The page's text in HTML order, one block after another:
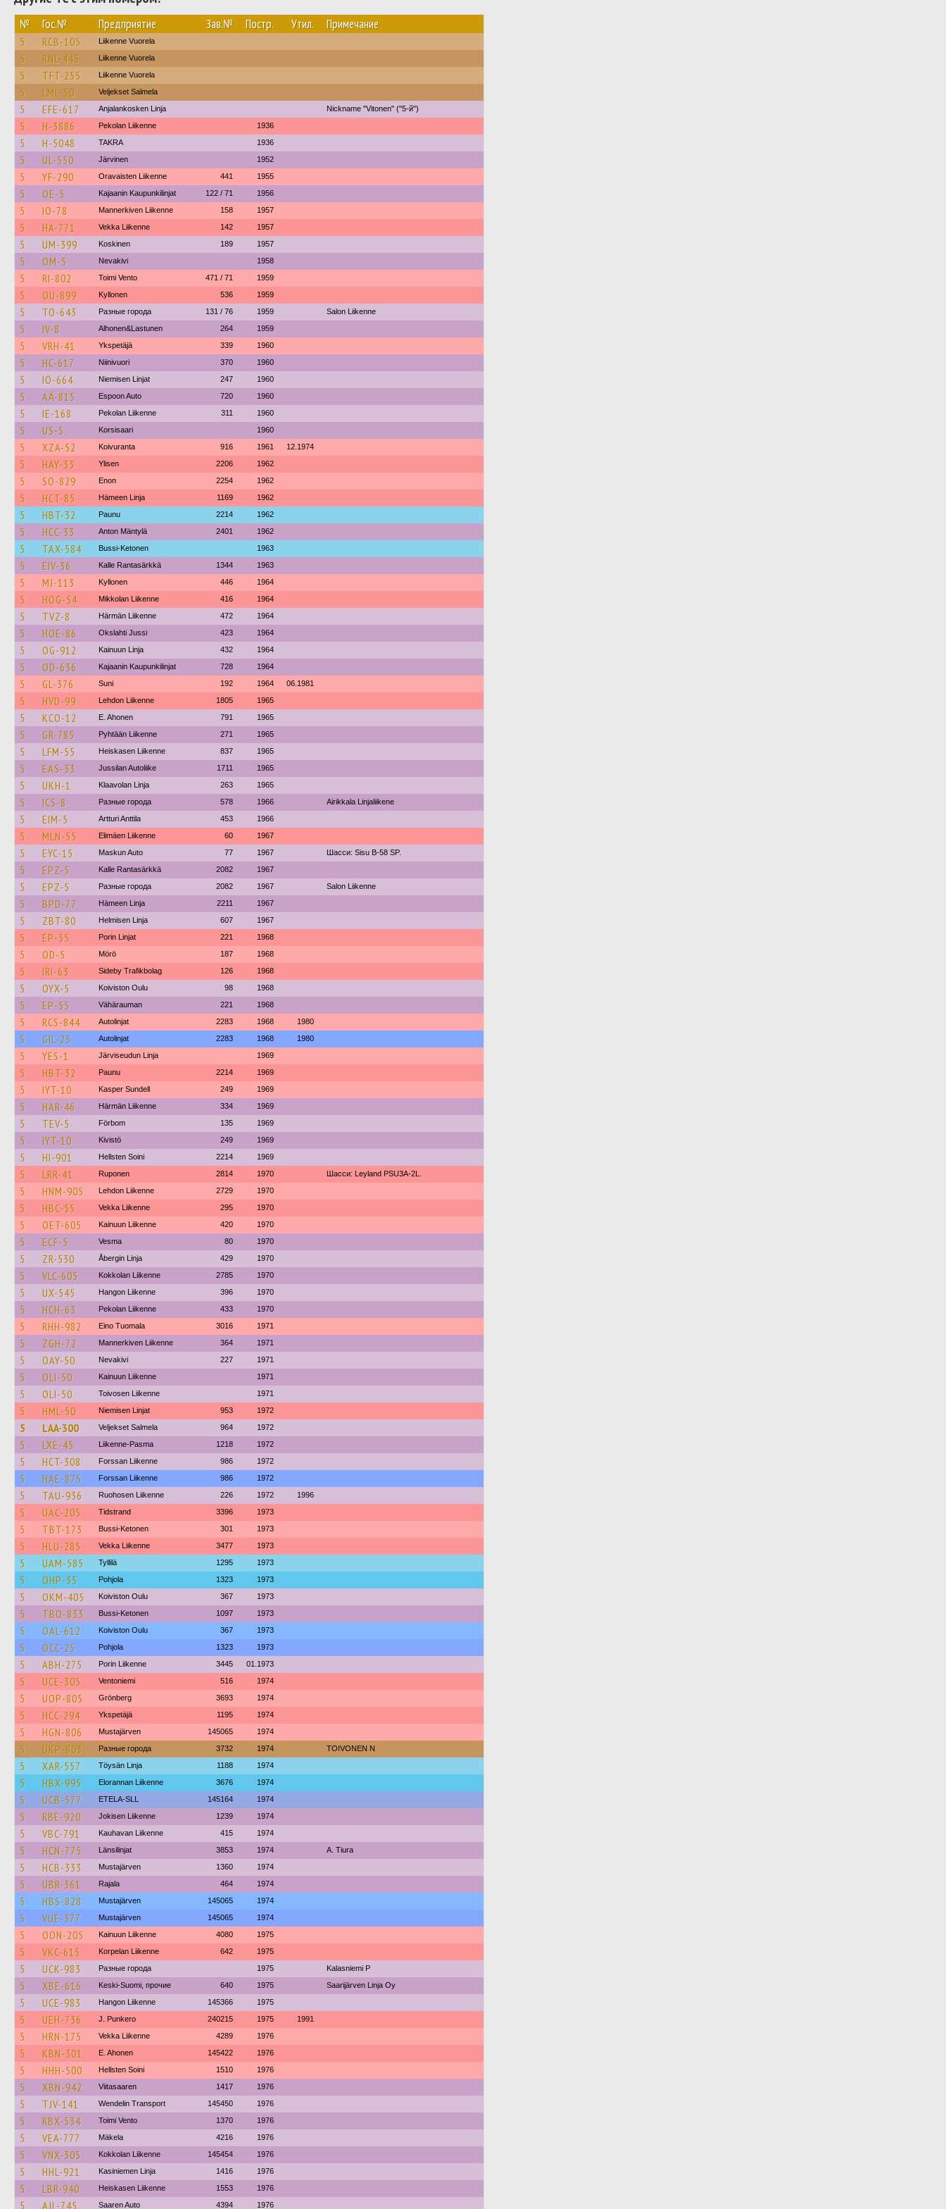
№ Гос.№ Предприятие Зав.№ Постр. Утил. Примечание
5 RCB-105 Liikenne Vuorela
5 RNL-445 Liikenne Vuorela
5 TFT-255 Liikenne Vuorela
5 LML-50 Veljekset Salmela
5 EFE-617 Anjalankosken Linja Nickname "Vitonen" ("5-й")
5 H-3886 Pekolan Liikenne 1936
5 H-5048 TAKRA 1936
5 UL-550 Järvinen 1952
5 YF-290 Oravaisten Liikenne 441 1955
5 OE-5 Kajaanin Kaupunkilinjat 122 / 71 1956
5 IO-78 Mannerkiven Liikenne 158 1957
5 HA-771 Vekka Liikenne 142 1957
5 UM-399 Koskinen 189 1957
5 OM-5 Nevakivi 1958
5 RI-802 Toimi Vento 471 / 71 1959
5 OU-899 Kyllonen 536 1959
5 TO-643 Разные города 131 / 76 1959 Salon Liikenne
5 IV-8 Alhonen&Lastunen 264 1959
5 VRH-41 Ykspetäjä 339 1960
5 HC-617 Niinivuori 370 1960
5 IÖ-664 Niemisen Linjat 247 1960
5 AÄ-815 Espoon Auto 720 1960
5 IE-168 Pekolan Liikenne 311 1960
5 US-5 Korsisaari 1960
5 XZA-52 Koivuranta 916 1961 12.1974
5 HAY-33 Ylisen 2206 1962
5 SO-829 Enon 2254 1962
5 HCT-85 Hämeen Linja 1169 1962
5 HBT-32 Paunu 2214 1962
5 HCC-33 Anton Mäntylä 2401 1962
5 TAX-584 Bussi-Ketonen 1963
5 EIV-36 Kalle Rantasärkkä 1344 1963
5 MJ-113 Kyllonen 446 1964
5 HOG-54 Mikkolan Liikenne 416 1964
5 TVZ-8 Härmän Liikenne 472 1964
5 HOE-86 Okslahti Jussi 423 1964
5 OG-912 Kainuun Linja 432 1964
5 OD-636 Kajaanin Kaupunkilinjat 728 1964
5 GL-376 Suni 192 1964 06.1981
5 HVD-99 Lehdon Liikenne 1805 1965
5 KCO-12 E. Ahonen 791 1965
5 GR-785 Pyhtään Liikenne 271 1965
5 LFM-55 Heiskasen Liikenne 837 1965
5 EAS-33 Jussilan Autoliike 1711 1965
5 UKH-1 Klaavolan Linja 263 1965
5 ICS-8 Разные города 578 1966 Airikkala Linjaliikene
5 EIM-5 Artturi Anttila 453 1966
5 MLN-55 Elimäen Liikenne 60 1967
5 EYC-15 Maskun Auto 77 1967 Шасси: Sisu B-58 SP.
5 EPZ-5 Kalle Rantasärkkä 2082 1967
5 EPZ-5 Разные города 2082 1967 Salon Liikenne
5 BPD-77 Hämeen Linja 2211 1967
5 ZBT-80 Helmisen Linja 607 1967
5 EP-55 Porin Linjat 221 1968
5 OD-5 Mörö 187 1968
5 IRI-63 Sideby Trafikbolag 126 1968
5 OYX-5 Koiviston Oulu 98 1968
5 EP-55 Vähärauman 221 1968
5 RCS-844 Autolinjat 2283 1968 1980
5 GIL-25 Autolinjat 2283 1968 1980
5 YES-1 Järviseudun Linja 1969
5 HBT-32 Paunu 2214 1969
5 IYT-10 Kasper Sundell 249 1969
5 HAR-46 Härmän Liikenne 334 1969
5 TEV-5 Förbom 135 1969
5 IYT-10 Kivistö 249 1969
5 HI-901 Hellsten Soini 2214 1969
5 LRR-41 Ruponen 2814 1970 Шасси: Leyland PSU3A-2L.
5 HNM-905 Lehdon Liikenne 2729 1970
5 HBC-55 Vekka Liikenne 295 1970
5 OET-605 Kainuun Liikenne 420 1970
5 ECF-5 Vesma 80 1970
5 ZR-530 Åbergin Linja 429 1970
5 VLC-605 Kokkolan Liikenne 2785 1970
5 UX-545 Hangon Liikenne 396 1970
5 HCH-63 Pekolan Liikenne 433 1970
5 RHH-982 Eino Tuomala 3016 1971
5 ZGH-72 Mannerkiven Liikenne 364 1971
5 OAY-50 Nevakivi 227 1971
5 OLI-50 Kainuun Liikenne 1971
5 OLI-50 Toivosen Liikenne 1971
5 HML-50 Niemisen Linjat 953 1972
5 LAA-300 Veljekset Salmela 964 1972
5 LXE-45 Liikenne-Pasma 1218 1972
5 HCT-308 Forssan Liikenne 986 1972
5 HAE-875 Forssan Liikenne 986 1972
5 TAU-936 Ruohosen Liikenne 226 1972 1996
5 UAC-205 Tidstrand 3396 1973
5 TBT-173 Bussi-Ketonen 301 1973
5 HLU-285 Vekka Liikenne 3477 1973
5 UAM-585 Tyllilä 1295 1973
5 OHP-35 Pohjola 1323 1973
5 OKM-405 Koiviston Oulu 367 1973
5 TBO-833 Bussi-Ketonen 1097 1973
5 OAL-612 Koiviston Oulu 367 1973
5 OCC-25 Pohjola 1323 1973
5 ABH-275 Porin Liikenne 3445 01.1973
5 UCE-305 Ventoniemi 516 1974
5 UOP-805 Grönberg 3693 1974
5 HCC-294 Ykspetäjä 1195 1974
5 HGN-806 Mustajärven 145065 1974
5 UKP-803 Разные города 3732 1974 TOIVONEN N
5 XAR-557 Töysän Linja 1188 1974
5 HBX-995 Elorannan Liikenne 3676 1974
5 UCB-577 ETELA-SLL 145164 1974
5 RBE-920 Jokisen Liikenne 1239 1974
5 VBC-791 Kauhavan Liikenne 415 1974
5 HCN-775 Länsilinjat 3853 1974 A. Tiura
5 HCB-333 Mustajärven 1360 1974
5 UBR-361 Rajala 464 1974
5 HBS-828 Mustajärven 145065 1974
5 VUE-377 Mustajärven 145065 1974
5 OON-205 Kainuun Liikenne 4080 1975
5 VKC-615 Korpelan Liikenne 642 1975
5 UCK-983 Разные города 1975 Kalasniemi P
5 XBE-616 Keski-Suomi, прочие 640 1975 Saarijärven Linja Oy
5 UCE-983 Hangon Liikenne 145366 1975
5 UEH-736 J. Punkero 240215 1975 1991
5 HRN-175 Vekka Liikenne 4289 1976
5 KBN-301 E. Ahonen 145422 1976
5 HHH-500 Hellsten Soini 1510 1976
5 XBN-942 Viitasaaren 1417 1976
5 TJV-141 Wendelin Transport 145450 1976
5 RBX-534 Toimi Vento 1370 1976
5 VEA-777 Mäkela 4216 1976
5 VNX-305 Kokkolan Liikenne 145454 1976
5 HHL-921 Kasiniemen Linja 1416 1976
5 LBR-940 Heiskasen Liikenne 1553 1976
5 AJL-745 Saaren Auto 4394 1976